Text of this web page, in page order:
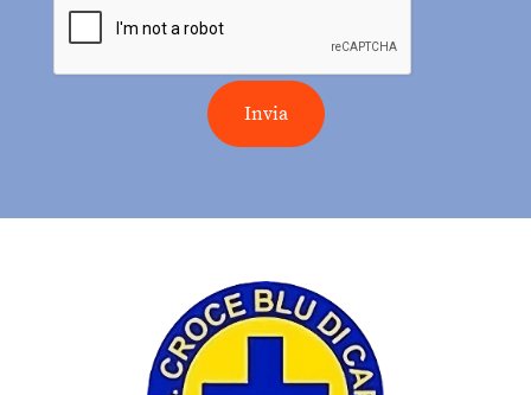
Invia